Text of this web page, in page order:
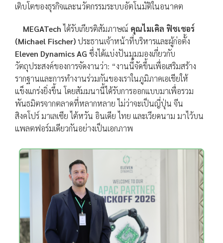
เติบโตของธุรกิจและนวัตกรรมระบบอัตโนมัติในอนาคต
MEGATechได้รับเกียรติสัมภาษณ์ คุณไมเคิล ฟิชเชอร์
(Michael Fischer) ประธานเจ้าหน้าที่บริหารและผู้ก่อตั้ง
Eleven Dynamics AG ซึ่งได้แบ่งปันมุมมองเกี่ยวกับ
วัตถุประสงค์ของการจัดงานว่า: “งานนี้จัดขึ้นเพื่อเสริมสร้าง
รากฐานและการทำงานร่วมกันของเราในภูมิภาคเอเชียให้
แข็งแกร่งยิ่งขึ้น โดยสัมมนานี้ได้รับการออกแบบมาเพื่อรวม
พันธมิตรจากตลาดที่หลากหลาย ไม่ว่าจะเป็นญี่ปุ่น จีน
สิงคโปร์ มาเลเซีย ไต้หวัน อินเดีย ไทย และเวียดนาม มาไว้บน
แพลตฟอร์มเดียวกันอย่างเป็นเอกภาพ